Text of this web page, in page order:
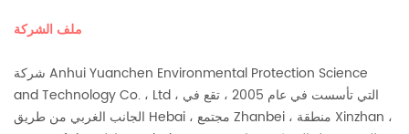
ملف الشركة
شركة Anhui Yuanchen Environmental Protection Science
and Technology Co. ، Ltd ، التي تأسست في عام 2005 ، تقع في
الجانب الغربي من طريق Hebai ، مجتمع Zhanbei ، منطقة Xinzhan ،